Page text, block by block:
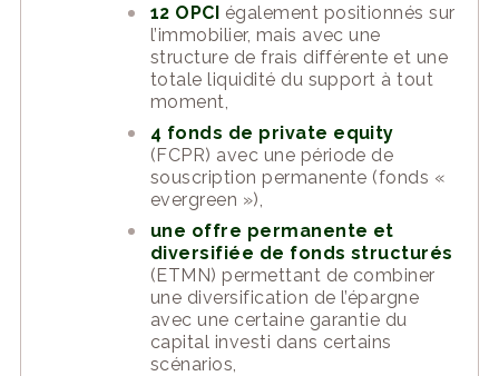
12 OPCI également positionnés sur
l’immobilier, mais avec une
structure de frais différente et une
totale liquidité du support à tout
moment,
4 fonds de private equity
(FCPR) avec une période de
souscription permanente (fonds «
evergreen »),
une offre permanente et
diversifiée de fonds structurés
(ETMN) permettant de combiner
une diversification de l’épargne
avec une certaine garantie du
capital investi dans certains
scénarios,